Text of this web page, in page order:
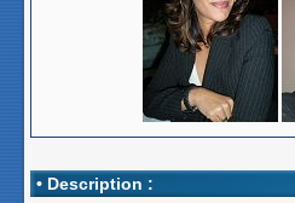
• Description :